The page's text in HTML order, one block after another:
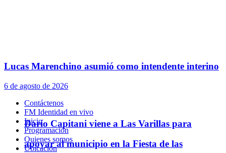
Darío Capitani viene a Las Varillas para
apoyar al municipio en la Fiesta de las
Lucas Marenchino asumió como intendente interino
6 de agosto de 2026
Contáctenos
FM Identidad en vivo
Inicio
Programación
Quienes somos
Ubicación